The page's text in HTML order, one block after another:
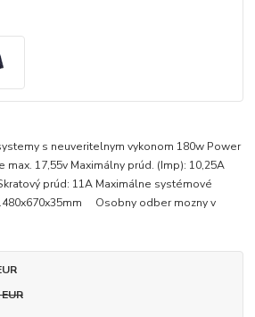
s neuveritelnym vykonom 180w Power
max. 17,55v Maximálny prúd. (Imp): 10,25A
prúd: 11A Maximálne systémové
Osobny odber mozny v